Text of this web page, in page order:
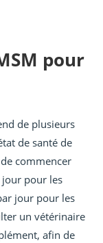
pour
de plusieurs
de santé de
commencer
jour pour les
jour pour les
un vétérinaire
afin de